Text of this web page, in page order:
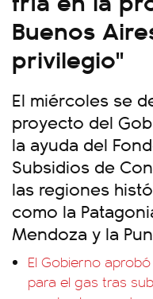
Buenos
privilegio"
El miércoles se
proyecto del
la ayuda del
Subsidios de
las regiones
como la
Mendoza y la
El Gobierno
para el gas tras